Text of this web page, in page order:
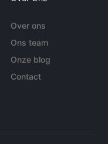
Over ons
Ons team
Onze blog
Contact